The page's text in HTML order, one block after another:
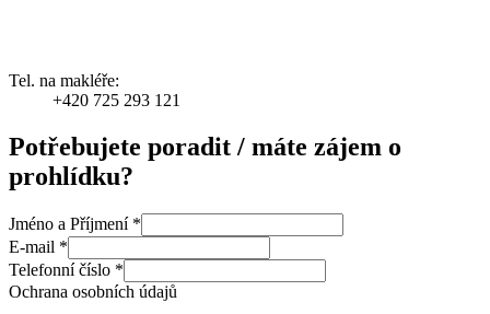
Tel. na makléře:
+420 725 293 121
Potřebujete poradit / máte zájem o
prohlídku?
Jméno a Příjmení *
E-mail *
Telefonní číslo *
Ochrana osobních údajů